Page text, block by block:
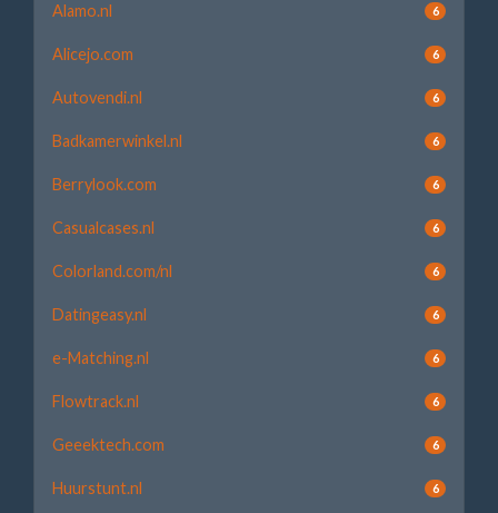
Alamo.nl 6
Alicejo.com 6
Autovendi.nl 6
Badkamerwinkel.nl 6
Berrylook.com 6
Casualcases.nl 6
Colorland.com/nl 6
Datingeasy.nl 6
e-Matching.nl 6
Flowtrack.nl 6
Geeektech.com 6
Huurstunt.nl 6